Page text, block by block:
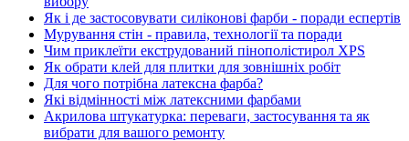
Як і де застосовувати силіконові фарби - поради еспертів
Мурування стін - правила, технології та поради
Чим приклеїти екструдований пінополістирол XPS
Як обрати клей для плитки для зовнішніх робіт
Для чого потрібна латексна фарба?
Які відмінності між латексними фарбами
Акрилова штукатурка: переваги, застосування та як
вибрати для вашого ремонту